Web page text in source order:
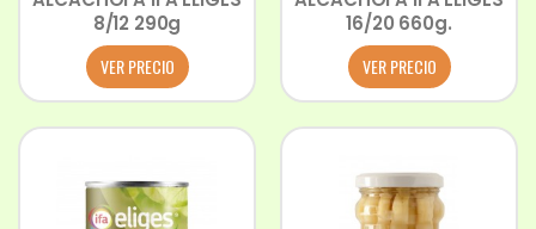
8/12 290g
VER PRECIO
16/20 660g.
VER PRECIO